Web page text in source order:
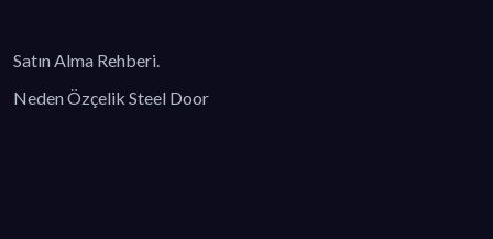
Satın Alma Rehberi.
Neden Özçelik Steel Door